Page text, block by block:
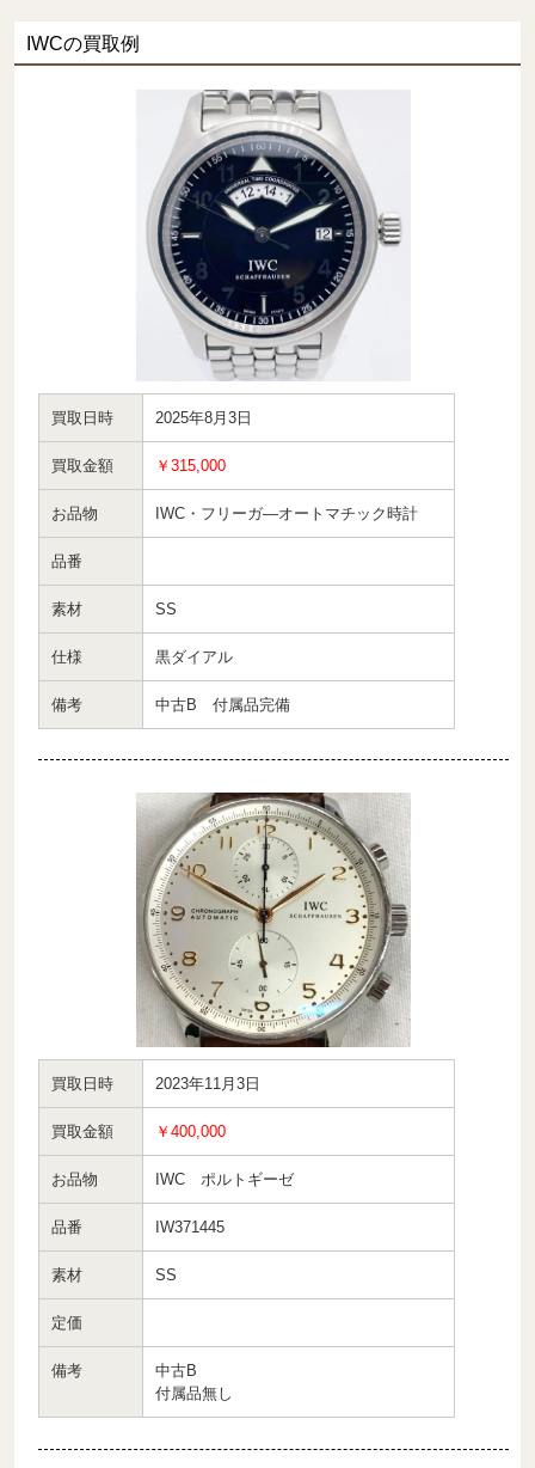
IWCの買取例
買取日時 2025年8月3日
買取金額 ￥315,000
お品物 IWC・フリーガ―オートマチック時計
品番
素材 SS
仕様 黒ダイアル
備考 中古B 付属品完備
買取日時 2023年11月3日
買取金額 ￥400,000
お品物 IWC ポルトギーゼ
品番 IW371445
素材 SS
定価
備考
中古B
付属品無し